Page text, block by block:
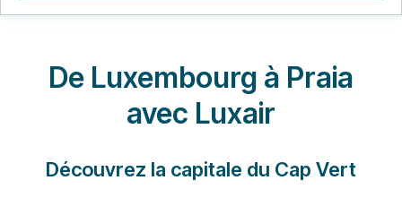
LuxairGroup
De Luxembourg à Praia
avec Luxair
Découvrez la capitale du Cap Vert